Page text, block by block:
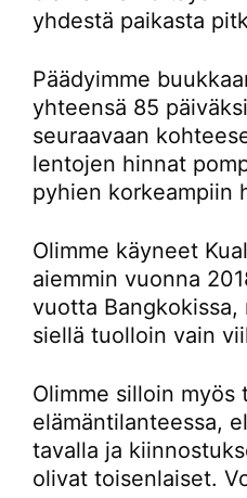
yhdestä paikasta
Päädyimme
yhteensä 85
seuraavaan
lentojen hinnat
pyhien korkeampiin
Olimme käyneet
aiemmin vuonna
vuotta
siellä tuolloin vain
Olimme silloin myös
elämäntilanteessa,
tavalla ja
olivat toisenlaiset.